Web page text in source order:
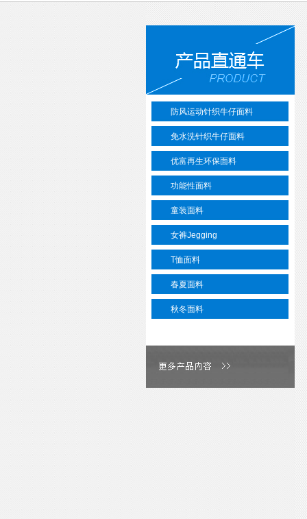
防风运动针织牛仔面料
免水洗针织牛仔面料
优富再生环保面料
功能性面料
童装面料
女裤Jegging
T恤面料
春夏面料
秋冬面料